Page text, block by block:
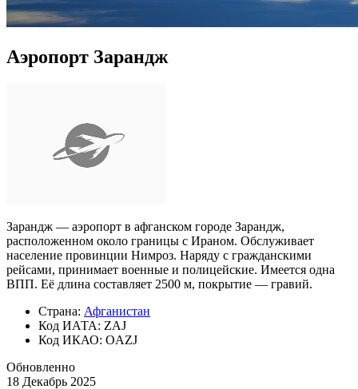
Аэропорт Зарандж
Зарандж — аэропорт в афганском городе Зарандж,
расположенном около границы с Ираном. Обслуживает
население провинции Нимроз. Наряду с гражданскими
рейсами, принимает военные и полицейские. Имеется одна
ВПП. Её длина составляет 2500 м, покрытие — гравий.
Страна: Афганистан
Код ИАТА: ZAJ
Код ИКАО: OAZJ
Обновленно
18 Декабрь 2025